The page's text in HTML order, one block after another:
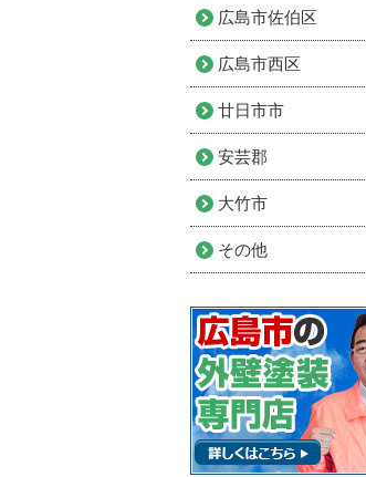
広島市佐伯区
広島市西区
廿日市市
安芸郡
大竹市
その他